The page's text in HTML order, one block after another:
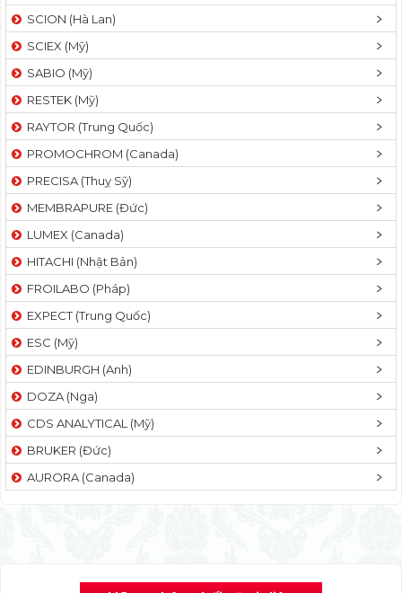
SCION (Hà Lan)
SCIEX (Mỹ)
SABIO (Mỹ)
RESTEK (Mỹ)
RAYTOR (Trung Quốc)
PROMOCHROM (Canada)
PRECISA (Thuỵ Sỹ)
MEMBRAPURE (Đức)
LUMEX (Canada)
HITACHI (Nhật Bản)
FROILABO (Pháp)
EXPECT (Trung Quốc)
ESC (Mỹ)
EDINBURGH (Anh)
DOZA (Nga)
CDS ANALYTICAL (Mỹ)
BRUKER (Đức)
AURORA (Canada)